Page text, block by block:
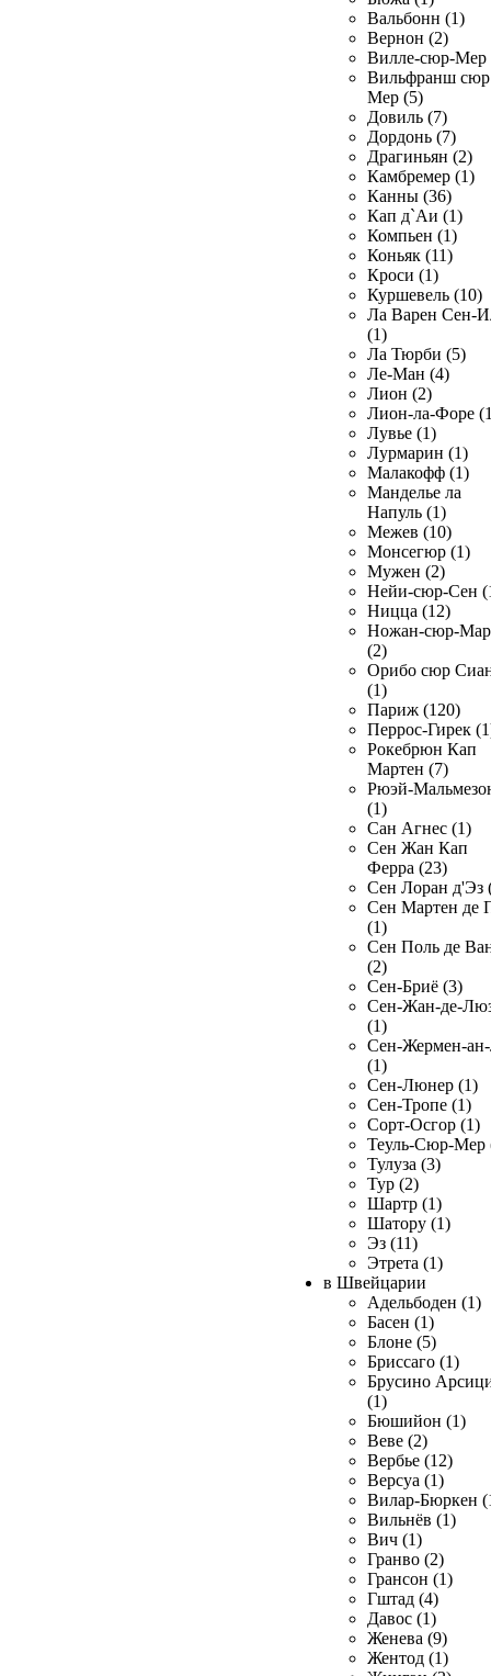
Вальбонн (1)
Вернон (2)
Вилле-сюр-Мер
Вильфранш сюр
Мер (5)
Довиль (7)
Дордонь (7)
Драгиньян (2)
Камбремер (1)
Канны (36)
Кап д`Аи (1)
Компьен (1)
Коньяк (11)
Кроси (1)
Куршевель (10)
Ла Варен Сен-
(1)
Ла Тюрби (5)
Ле-Ман (4)
Лион (2)
Лион-ла-Форе
Лувье (1)
Лурмарин (1)
Малакофф (1)
Манделье ла
Напуль (1)
Межев (10)
Монсегюр (1)
Мужен (2)
Нейи-сюр-Сен
Ницца (12)
Ножан-сюр-
(2)
Орибо сюр
(1)
Париж (120)
Перрос-Гирек
Рокебрюн Кап
Мартен (7)
Рюэй-
(1)
Сан Агнес (1)
Сен Жан Кап
Ферра (23)
Сен Лоран д'Эз
Сен Мартен де
(1)
Сен Поль де
(2)
Сен-Бриё (3)
Сен-Жан-де-
(1)
Сен-Жермен-
(1)
Сен-Люнер (1)
Сен-Тропе (1)
Сорт-Осгор (1)
Теуль-Сюр-Мер
Тулуза (3)
Тур (2)
Шартр (1)
Шатору (1)
Эз (11)
Этрета (1)
в Швейцарии
Адельбоден (1)
Басен (1)
Блоне (5)
Бриссаго (1)
Брусино
(1)
Бюшийон (1)
Веве (2)
Вербье (12)
Версуа (1)
Вилар-Бюркен
Вильнёв (1)
Вич (1)
Гранво (2)
Грансон (1)
Гштад (4)
Давос (1)
Женева (9)
Жентод (1)